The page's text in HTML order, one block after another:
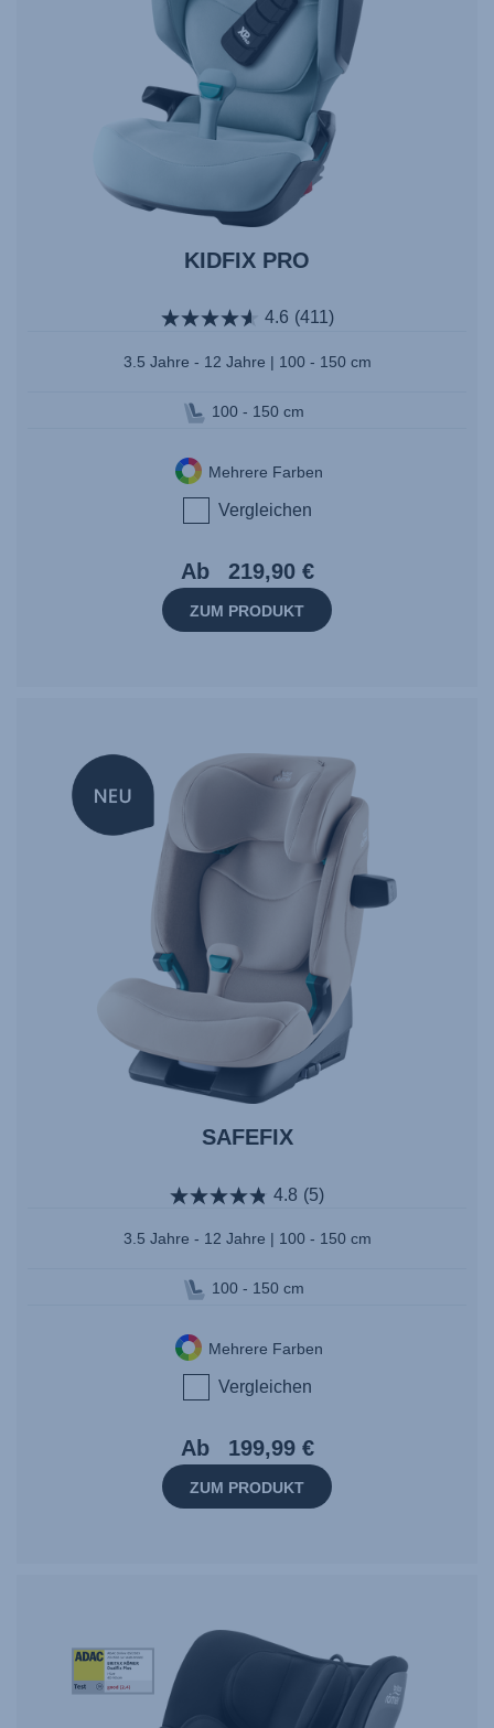
KIDFIX PRO
4.6 (411)
3.5 Jahre - 12 Jahre | 100 - 150 cm
100 - 150 cm
Mehrere Farben
Vergleichen
Ab 219,90 €
ZUM PRODUKT
NEW
SAFEFIX
4.8 (5)
3.5 Jahre - 12 Jahre | 100 - 150 cm
100 - 150 cm
Mehrere Farben
Vergleichen
Ab 199,99 €
ZUM PRODUKT
ADAC-
DUALFIX